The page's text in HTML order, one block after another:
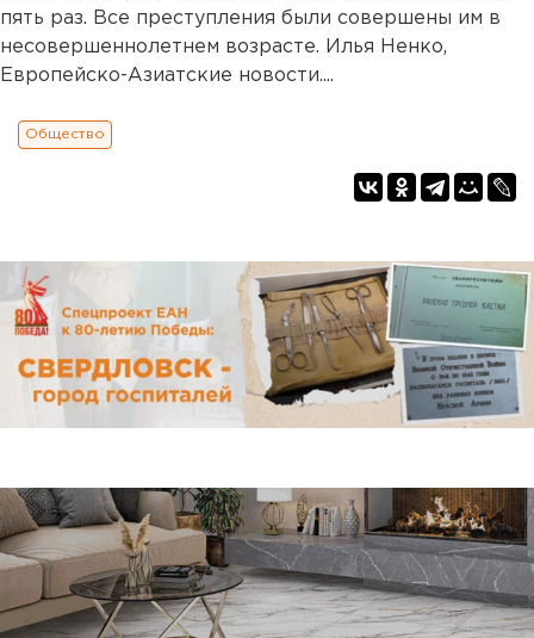
пять раз. Все преступления были совершены им в
несовершеннолетнем возрасте. Илья Ненко,
Европейско-Азиатские новости....
Общество